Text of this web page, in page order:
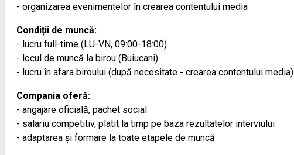
- organizarea evenimentelor în crearea contentului media
Condiții de muncă:
- lucru full-time (LU-VN, 09:00-18:00)
- locul de muncă la birou (Buiucani)
- lucru în afara biroului (după necesitate - crearea contentului media)
Compania oferă:
- angajare oficială, pachet social
- salariu competitiv, platit la timp pe baza rezultatelor interviului
- adaptarea și formare la toate etapele de muncă